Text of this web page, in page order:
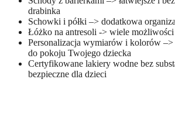
drabinka
Schowki i półki –> dodatkowa
Łóżko na antresoli -> wiele
Personalizacja wymiarów i kolorów –>
do pokoju Twojego dziecka
Certyfikowane lakiery wodne bez
bezpieczne dla dzieci